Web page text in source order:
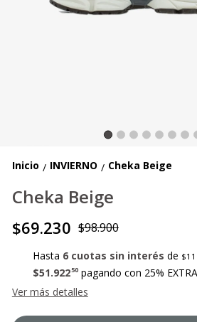
Inicio / INVIERNO / Cheka Beige
Cheka Beige
$69.230 $98.900
Hasta 6 cuotas sin interés de
$51.92250pagando con 25%
Ver más detalles